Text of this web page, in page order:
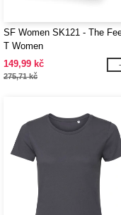
SF Women SK121 - The
T Women
149,99 kč
275,71 kč